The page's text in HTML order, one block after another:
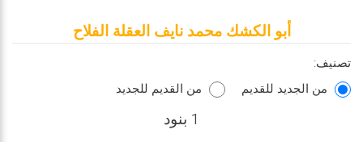
أبو الكشك محمد نايف العقلة الفلاح
تصنيف:
من الجديد للقديم
من القديم للجديد
1 بنود